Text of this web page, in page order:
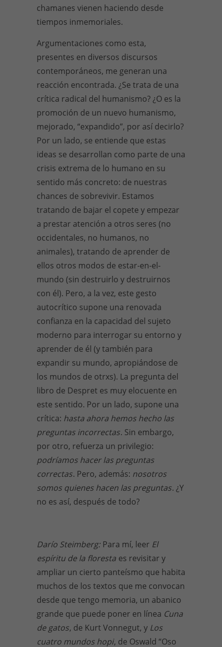
chamanes vienen haciendo desde
tiempos inmemoriales.
Argumentaciones como esta,
presentes en diversos discursos
contemporáneos, me generan una
reacción encontrada. ¿Se trata de una
crítica radical del humanismo? ¿O es la
promoción de un nuevo humanismo,
mejorado, “expandido”, por así decirlo?
Por un lado, se entiende que estas
ideas se desarrollan como parte de una
crisis extrema de lo humano en su
sentido más concreto: de nuestras
chances de sobrevivir. Estamos
tratando de bajar el copete y empezar
a prestar atención a otros seres (no
occidentales, no humanos, no
animales), tratando de aprender de
ellos otros modos de estar-en-el-
mundo (sin destruirlo y destruirnos
con él). Pero, a la vez, este gesto
autocrítico supone una renovada
confianza en la capacidad del sujeto
moderno para interrogar su entorno y
aprender de él (y también para
expandir su mundo, apropiándose de
los mundos de otrxs). La pregunta del
libro de Despret es muy elocuente en
este sentido. Por un lado, supone una
crítica: hasta ahora hemos hecho las
preguntas incorrectas. Sin embargo,
por otro, refuerza un privilegio:
podríamos hacer las preguntas
correctas. Pero, además: nosotros
somos quienes hacen las preguntas. ¿Y
no es así, después de todo?
Darío Steimberg: Para mí, leer El
espíritu de la floresta es revisitar y
ampliar un cierto panteísmo que habita
muchos de los textos que me convocan
desde que tengo memoria, un abanico
grande que puede poner en línea Cuna
de gatos, de Kurt Vonnegut, y Los
cuatro mundos hopi, de Oswald “Oso